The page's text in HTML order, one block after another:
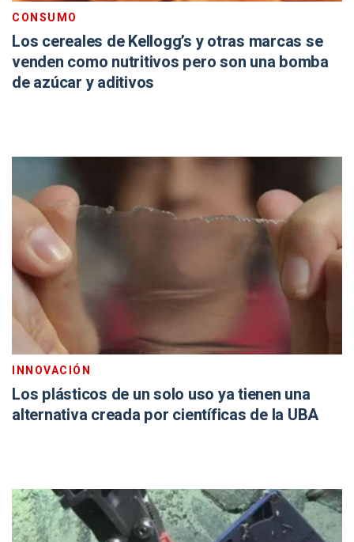
CONSUMO
Los cereales de Kellogg’s y otras marcas se
venden como nutritivos pero son una bomba
de azúcar y aditivos
INNOVACIÓN
Los plásticos de un solo uso ya tienen una
alternativa creada por científicas de la UBA